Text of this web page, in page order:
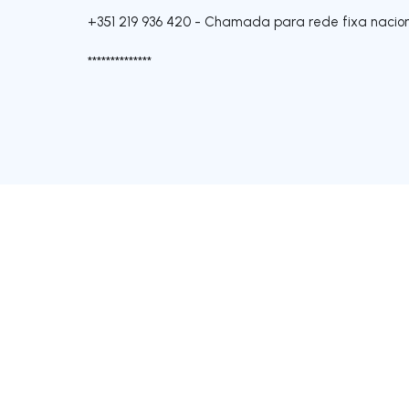
+351 219 936 420 - Chamada para rede fixa
**************